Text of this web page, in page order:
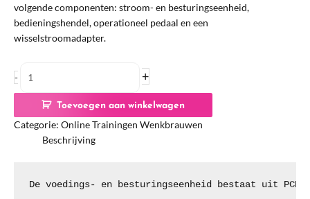
volgende componenten: stroom- en besturingseenheid,
bedieningshendel, operationeel pedaal en een
wisselstroomadapter.
- +
Toevoegen aan winkelwagen
Categorie: Online Trainingen Wenkbrauwen
Beschrijving
De voedings- en besturingseenheid bestaat uit